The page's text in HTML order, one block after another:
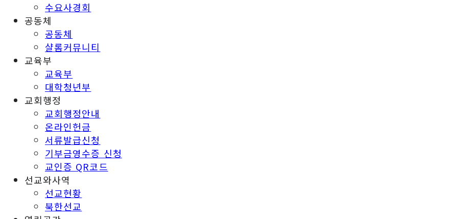
수요사경회
공동체
공동체
샬롬커뮤니티
교육부
교육부
대학청년부
교회행정
교회행정안내
온라인헌금
서류발급신청
기부금영수증 신청
교인증 QR코드
선교와사역
선교현황
북한선교